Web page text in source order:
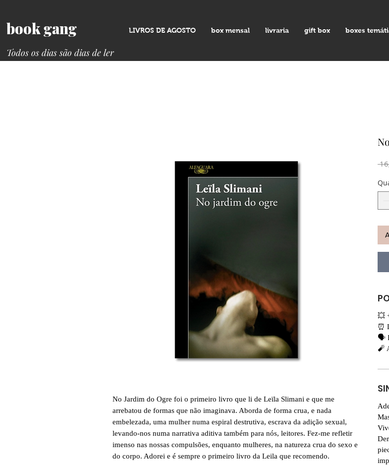
LIVROS DE AGOSTO box mensal livraria gift box boxes
book gang
Todos os dias são dias de ler
No Jardim do Ogre foi o primeiro livro que li de Leïla Slimani e que me
arrebatou de formas que não imaginava. Aborda de forma crua, e nada
embelezada, uma mulher numa espiral destrutiva, escrava da adição sexual,
levando-nos numa narrativa aditiva também para nós, leitores. Fez-me refletir
imenso nas nossas compulsões, enquanto mulheres, na natureza crua do sexo e
do corpo. Adorei e é sempre o primeiro livro da Leila que recomendo.
💥
⏰
🗣
🧨